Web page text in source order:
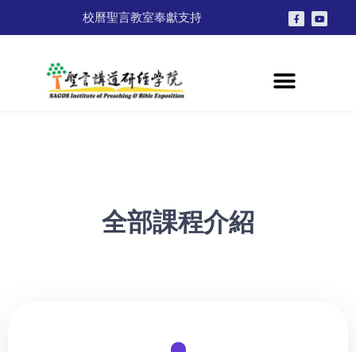
校曆聖言教室奉獻支持
全部課程介紹